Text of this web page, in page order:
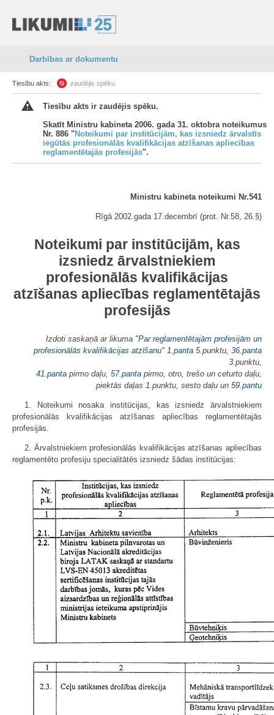
Darbības ar dokumentu
Tiesību akts: zaudējis spēku
Tiesību akts ir zaudējis spēku.
Skatīt Ministru kabineta 2006. gada 31. oktobra noteikumus
Nr. 886 "Noteikumi par institūcijām, kas izsniedz ārvalstīs
iegūtās profesionālās kvalifikācijas atzīšanas apliecības
reglamentētajās profesijās".
Ministru kabineta noteikumi Nr.541
Rīgā 2002.gada 17.decembrī (prot. Nr.58, 26.§)
Noteikumi par institūcijām, kas
izsniedz ārvalstniekiem
profesionālās kvalifikācijas
atzīšanas apliecības reglamentētajās
profesijās
Izdoti saskaņā ar likuma "Par reglamentētajām profesijām un
profesionālās kvalifikācijas atzīšanu" 1.panta 5.punktu, 36.panta
3.punktu,
41.panta pirmo daļu, 57.panta pirmo, otro, trešo un ceturto daļu,
piektās daļas 1.punktu, sesto daļu un 59.pantu
1. Noteikumi nosaka institūcijas, kas izsniedz ārvalstniekiem
profesionālās kvalifikācijas atzīšanas apliecības reglamentētajās
profesijās.
2. Ārvalstniekiem profesionālās kvalifikācijas atzīšanas apliecības
reglamentēto profesiju specialitātēs izsniedz šādas institūcijas: